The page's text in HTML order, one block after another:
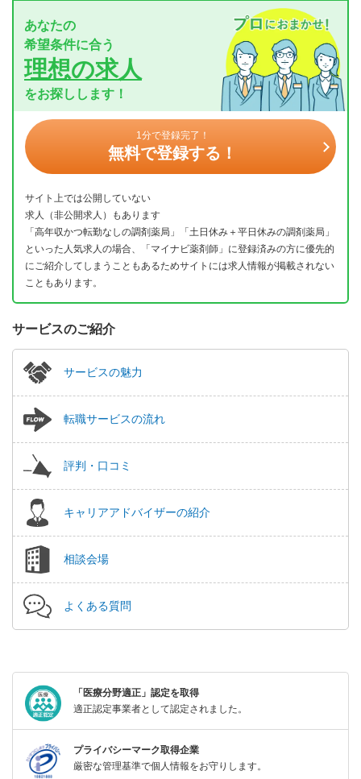
あなたの
希望条件に合う
理想の求人
をお探しします！
1分で登録完了！
無料で登録する！
サイト上では公開していない
求人（非公開求人）もあります
「高年収かつ転勤なしの調剤薬局」「土日休み＋平日休みの調剤薬局」
といった人気求人の場合、「マイナビ薬剤師」に登録済みの方に優先的
にご紹介してしまうこともあるためサイトには求人情報が掲載されない
こともあります。
サービスのご紹介
サービスの魅力
転職サービスの流れ
評判・口コミ
キャリアアドバイザーの紹介
相談会場
よくある質問
「医療分野適正」認定を取得
適正認定事業者として認定されました。
プライバシーマーク取得企業
厳密な管理基準で個人情報をお守りします。